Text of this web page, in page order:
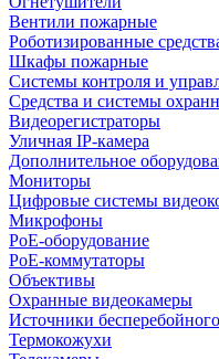
Вентили пожарные
Роботизированные
Шкафы пожарные
Системы контроля и
Средства и системы
Видеорегистраторы
Уличная IP-камера
Дополнительное
Мониторы
Цифровые системы
Микрофоны
PoE-оборудование
PoE-коммутаторы
Объективы
Охранные видеокамеры
Источники
Термокожухи